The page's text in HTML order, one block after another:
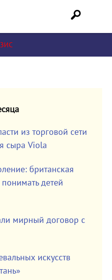
из торговой сети
сыра Viola
британская
детей
мирный договор с
искусств